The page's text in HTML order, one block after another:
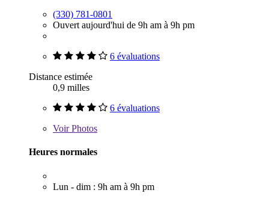
(330) 781-0801
Ouvert aujourd'hui de 9h am à 9h pm
6 évaluations
Distance estimée
0,9 milles
6 évaluations
VoirPhotos
Heures normales
Lun - dim : 9h am à 9h pm